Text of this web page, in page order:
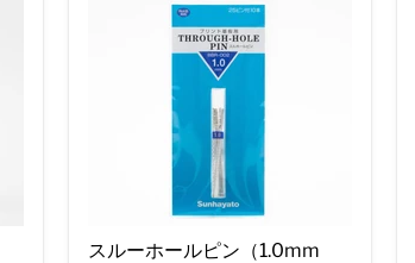
スルーホールピン（1.0mm